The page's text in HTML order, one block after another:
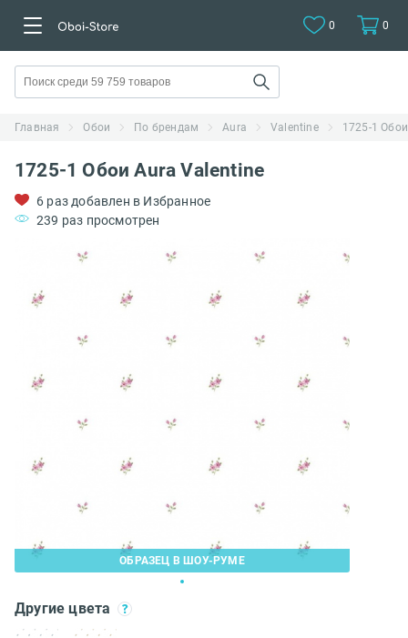
0 0
Главная Обои По брендам Aura Valentine 1725-1
1725-1 Обои Aura Valentine
6 раз добавлен в Избранное
239 раз просмотрен
ОБРАЗЕЦ В ШОУ-РУМЕ
Другие цвета